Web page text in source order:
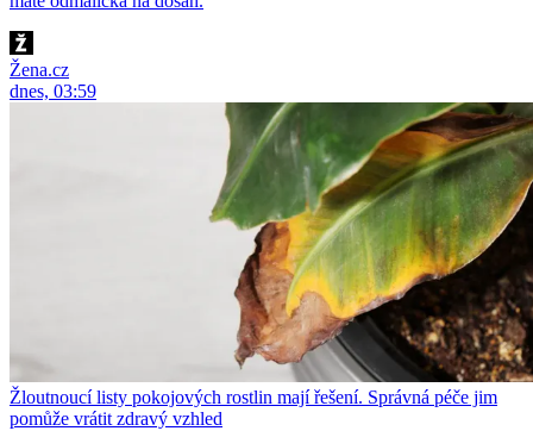
Žena.cz
dnes, 03:59
Žloutnoucí listy pokojových rostlin mají řešení. Správná péče jim
pomůže vrátit zdravý vzhled